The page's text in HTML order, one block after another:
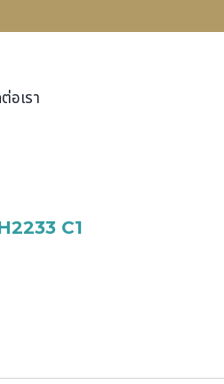
อเรา
C1